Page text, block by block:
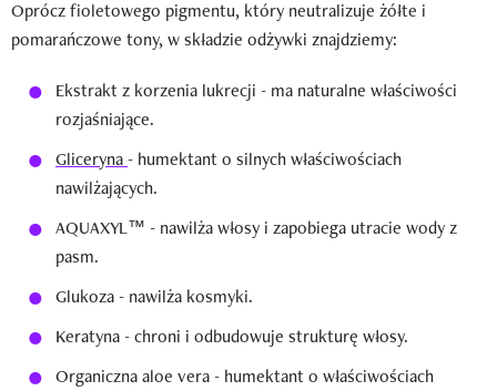
Oprócz fioletowego pigmentu, który neutralizuje żółte i
pomarańczowe tony, w składzie odżywki znajdziemy:
Ekstrakt z korzenia lukrecji - ma naturalne właściwości
rozjaśniające.
Gliceryna - humektant o silnych właściwościach
nawilżających.
AQUAXYL™ - nawilża włosy i zapobiega utracie wody z
pasm.
Glukoza - nawilża kosmyki.
Keratyna - chroni i odbudowuje strukturę włosy.
Organiczna aloe vera - humektant o właściwościach